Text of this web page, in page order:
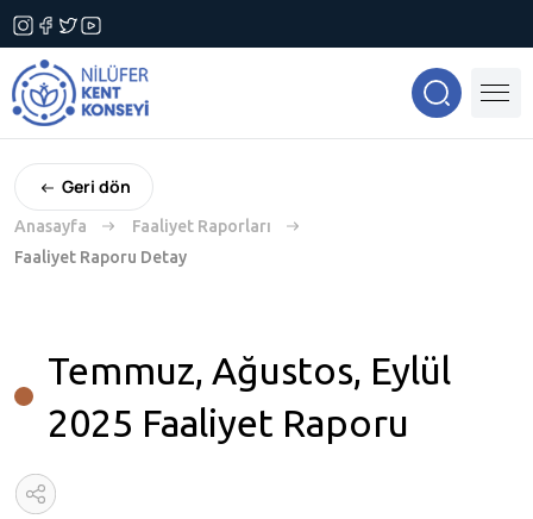
Geri dön
Anasayfa
Faaliyet Raporları
Faaliyet Raporu Detay
Temmuz, Ağustos, Eylül
2025 Faaliyet Raporu